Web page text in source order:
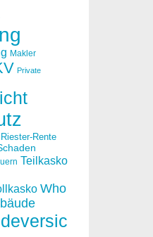
Makler
Private
Riester-Rente
Teilkasko
Who